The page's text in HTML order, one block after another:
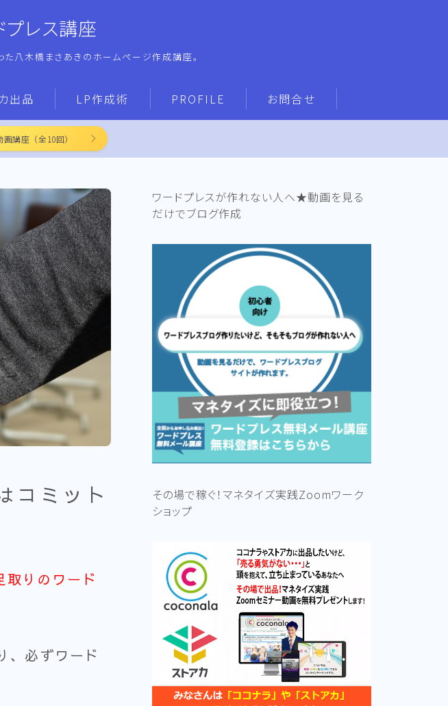
プレス講座
た八木橋まさあきのホームページ作成講座。
出品 LP作成術 PROFILE お問合せ
講座（全10回）
コミット
取りのワード
、必ずワード
ワードプレスが作れない人へ★動画を見る
だけでブログ作成
その場で稼ぐ！マネタイズ実践Zoomワーク
ショップ